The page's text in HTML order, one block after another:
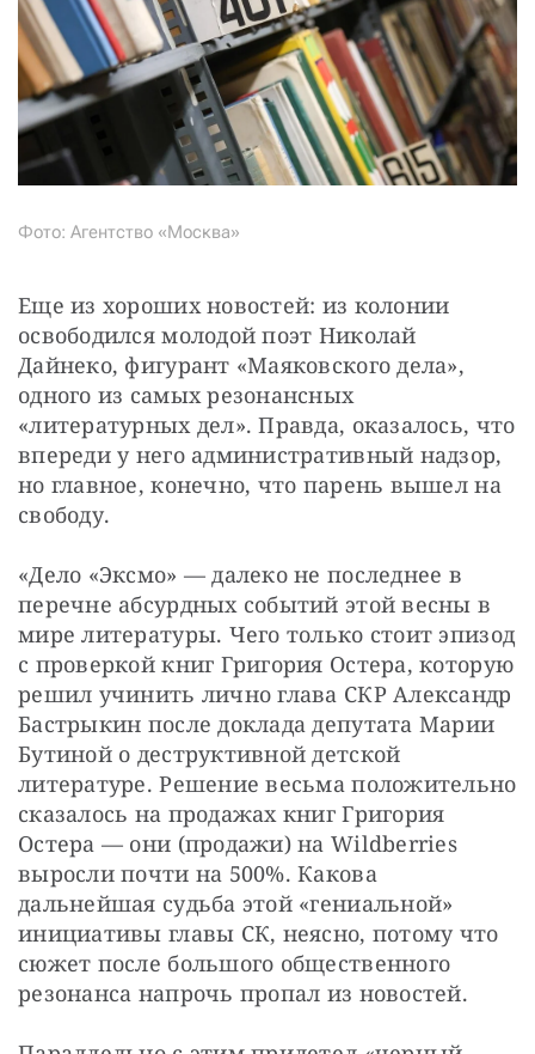
Фото: Агентство «Москва»
Еще из хороших новостей: из колонии
освободился молодой поэт Николай
Дайнеко, фигурант «Маяковского дела»,
одного из самых резонансных
«литературных дел». Правда, оказалось, что
впереди у него административный надзор,
но главное, конечно, что парень вышел на
свободу.
«Дело «Эксмо» — далеко не последнее в
перечне абсурдных событий этой весны в
мире литературы. Чего только стоит эпизод
с проверкой книг Григория Остера, которую
решил учинить лично глава СКР Александр
Бастрыкин после доклада депутата Марии
Бутиной о деструктивной детской
литературе. Решение весьма положительно
сказалось на продажах книг Григория
Остера — они (продажи) на Wildberries
выросли почти на 500%. Какова
дальнейшая судьба этой «гениальной»
инициативы главы СК, неясно, потому что
сюжет после большого общественного
резонанса напрочь пропал из новостей.